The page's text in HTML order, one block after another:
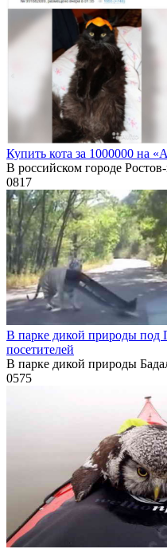
Купить кота за 1000000 на
В российском городе
0817
В парке дикой природы под
посетителей
В парке дикой природы
0575